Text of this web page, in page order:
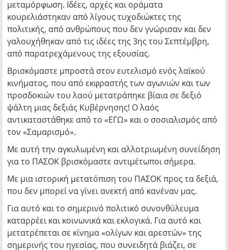
μεταμόρφωση. Ιδέες, αρχές και οράματα
κουρελιάστηκαν από λίγους τυχοδιώκτες της
πολιτικής, από ανθρώπους που δεν γνώρισαν και δεν
γαλουχήθηκαν από τις ιδέες της 3ης του Σεπτέμβρη,
από παρατρεχάμενους της εξουσίας.
Βρισκόμαστε μπροστά στον ευτελισμό ενός λαϊκού
κινήματος, που από εκφραστής των αγωνιών και των
προσδοκιών του λαού μετατράπηκε βίαια σε δεξιό
ψάλτη μιας δεξιάς Κυβέρνησης! Ο λαός
αντικαταστάθηκε από το «ΕΓΩ» και ο σοσιαλισμός από
τον «Σαμαρισμό».
Με αυτή την αγκυλωμένη και αλλοτριωμένη συνείδηση
για το ΠΑΣΟΚ βρισκόμαστε αντιμέτωποι σήμερα.
Με μια ιστορική μετατόπιση του ΠΑΣΟΚ προς τα δεξιά,
που δεν μπορεί να γίνει ανεκτή από κανέναν μας.
Για αυτό και το σημερινό πολιτικό συνονθύλευμα
καταρρέει και κοινωνικά και εκλογικά. Για αυτό και
μετατρέπεται σε κίνημα «ολίγων και αρεστών» της
σημερινής του ηγεσίας, που συνειδητά βιάζει, σε